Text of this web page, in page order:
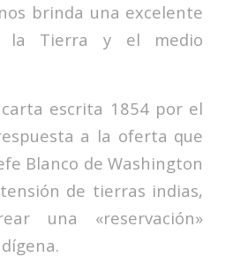
brinda una excelente
la Tierra y el medio
escrita 1854 por el
a la oferta que
Blanco de Washington
de tierras indias,
una «reservación»